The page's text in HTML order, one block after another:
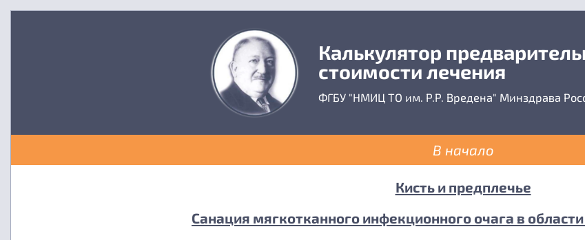
Калькулятор
стоимости лечения
ФГБУ "НМИЦ ТО им. Р.Р. Вредена" Минздрава
В начало
Кисть и предплечье
Санация мягкотканного инфекционного очага в